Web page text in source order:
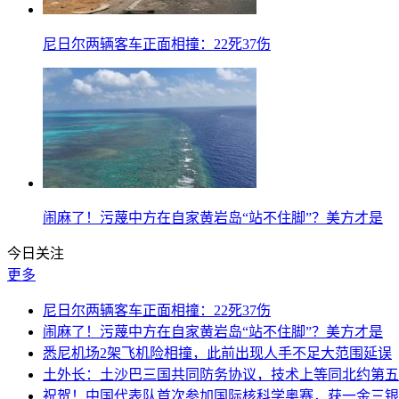
尼日尔两辆客车正面相撞：22死37伤
闹麻了！污蔑中方在自家黄岩岛“站不住脚”？美方才是
今日关注
更多
尼日尔两辆客车正面相撞：22死37伤
闹麻了！污蔑中方在自家黄岩岛“站不住脚”？美方才是
悉尼机场2架飞机险相撞，此前出现人手不足大范围延误
土外长：土沙巴三国共同防务协议，技术上等同北约第
祝贺！中国代表队首次参加国际核科学奥赛，获一金三银